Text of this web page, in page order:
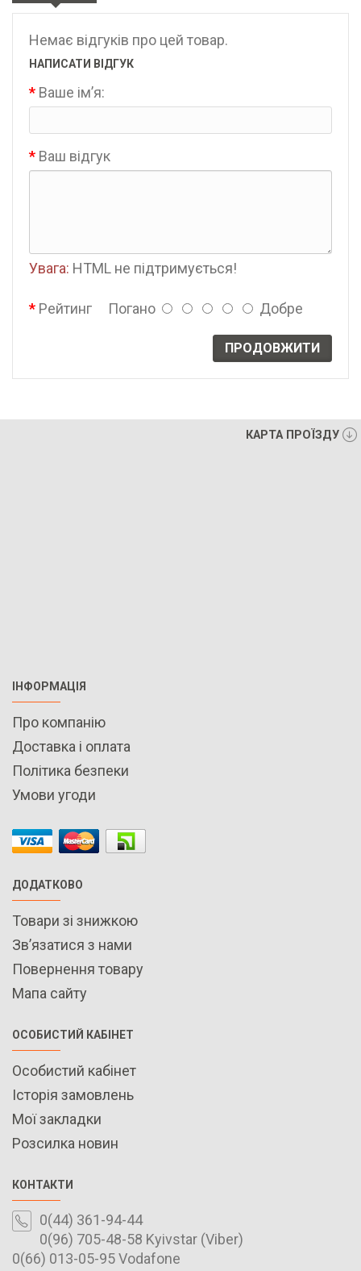
Немає відгуків про цей товар.
НАПИСАТИ ВІДГУК
Ваше ім’я:
Ваш відгук
Увага: HTML не підтримується!
Рейтинг Погано Добре
ПРОДОВЖИТИ
КАРТА ПРОЇЗДУ
ІНФОРМАЦІЯ
Про компанію
Доставка і оплата
Політика безпеки
Умови угоди
ДОДАТКОВО
Товари зі знижкою
Зв’язатися з нами
Повернення товару
Мапа сайту
ОСОБИСТИЙ КАБІНЕТ
Особистий кабінет
Історія замовлень
Мої закладки
Розсилка новин
КОНТАКТИ
0(44) 361-94-44
0(96) 705-48-58 Kyivstar (Viber)
0(66) 013-05-95 Vodafone